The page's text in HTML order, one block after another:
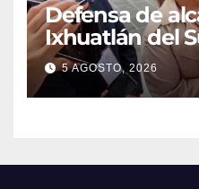
Defensa de
Ixhuatlán del
promover
resolución
5 AGOSTO, 2026